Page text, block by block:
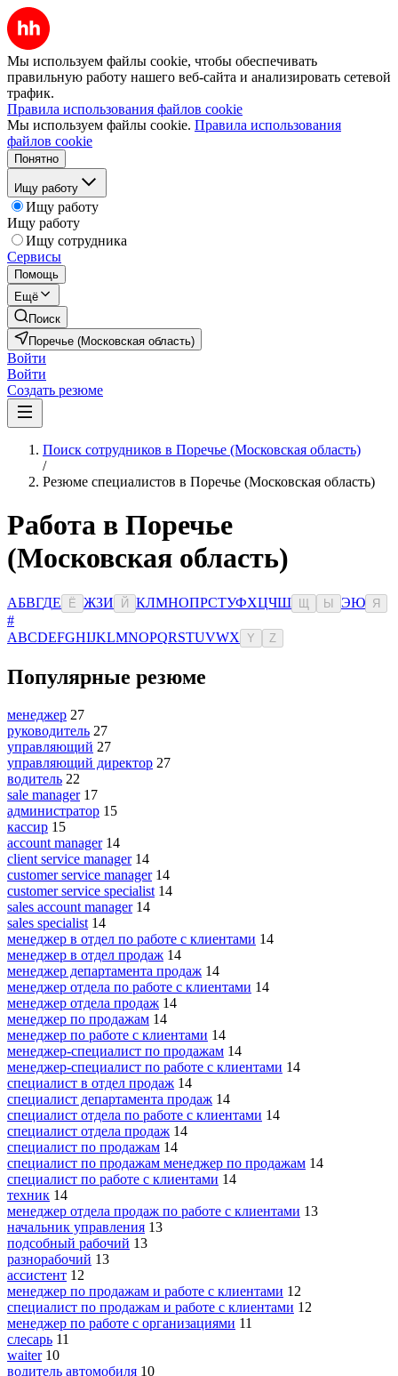
Мы используем файлы cookie, чтобы обеспечивать
правильную работу нашего веб-сайта и анализировать сетевой
трафик.
Правила использования файлов cookie
Мы используем файлы cookie. Правила использования
файлов cookie
Понятно
Ищу работу
Ищу работу
Ищу работу
Ищу сотрудника
Сервисы
Помощь
Ещё
Поиск
Поречье (Московская область)
Войти
Войти
Создать резюме
Поиск сотрудников в Поречье (Московская область)
/
Резюме специалистов в Поречье (Московская область)
Работа в Поречье
(Московская область)
АБВГДЕ Ё ЖЗИ Й КЛМНОПРСТУФХЦЧШ Ы ЭЮ Я
#
ABCDEFGHIJKLMNOPQRSTUVWX Y Z
Популярные резюме
менеджер 27
руководитель 27
управляющий 27
управляющий директор 27
водитель 22
sale manager 17
администратор 15
кассир 15
account manager 14
client service manager 14
customer service manager 14
customer service specialist 14
sales account manager 14
sales specialist 14
менеджер в отдел по работе с клиентами 14
менеджер в отдел продаж 14
менеджер департамента продаж 14
менеджер отдела по работе с клиентами 14
менеджер отдела продаж 14
менеджер по продажам 14
менеджер по работе с клиентами 14
менеджер-специалист по продажам 14
менеджер-специалист по работе с клиентами 14
специалист в отдел продаж 14
специалист департамента продаж 14
специалист отдела по работе с клиентами 14
специалист отдела продаж 14
специалист по продажам 14
специалист по продажам менеджер по продажам 14
специалист по работе с клиентами 14
техник 14
менеджер отдела продаж по работе с клиентами 13
начальник управления 13
подсобный рабочий 13
разнорабочий 13
ассистент 12
менеджер по продажам и работе с клиентами 12
специалист по продажам и работе с клиентами 12
менеджер по работе с организациями 11
слесарь 11
waiter 10
водитель автомобиля 10